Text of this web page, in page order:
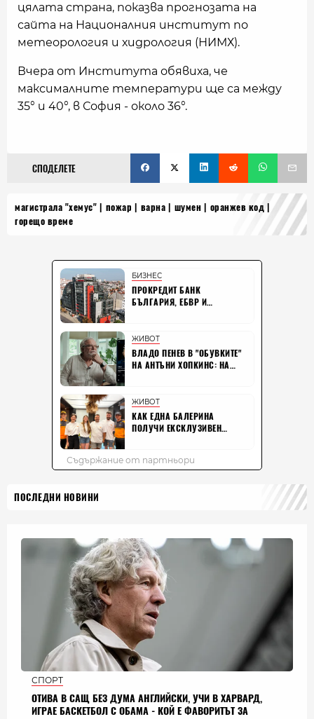
цялата страна, показва прогнозата на
сайта на Националния институт по
метеорология и хидрология (НИМХ).
Вчера от Института обявиха, че
максималните температури ще са между
35° и 40°, в София - около 36°.
СПОДЕЛЕТЕ
магистрала "хемус" пожар варна шумен
оранжев код
горещо време
ПОСЛЕДНИ НОВИНИ
СПОРТ
ОТИВА В САЩ БЕЗ ДУМА АНГЛИЙСКИ, УЧИ В ХАРВАРД,
ИГРАЕ БАСКЕТБОЛ С ОБАМА - КОЙ Е ФАВОРИТЪТ ЗА